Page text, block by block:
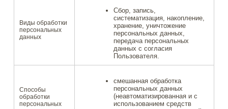
Виды обработки
персональных
данных
Сбор, запись,
систематизация, накопление,
хранение, уничтожение
персональных данных,
передача персональных
данных с согласия
Пользователя.
Способы
обработки
персональных
смешанная обработка
персональных данных
(неавтоматизированная и с
использованием средств